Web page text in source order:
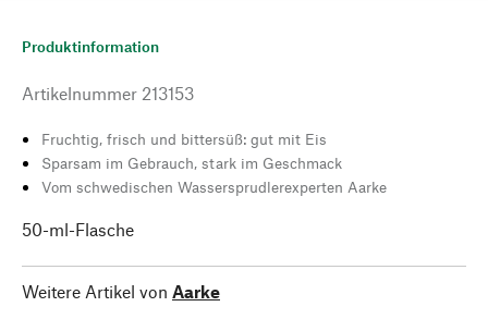
Produktinformation
Artikelnummer 213153
Fruchtig, frisch und bittersüß: gut mit Eis
Sparsam im Gebrauch, stark im Geschmack
Vom schwedischen Wassersprudlerexperten Aarke
50-ml-Flasche
Weitere Artikel von Aarke